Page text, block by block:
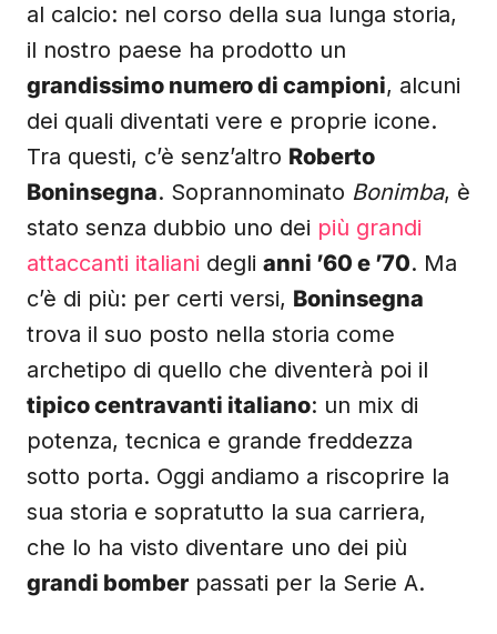
al calcio: nel corso della sua lunga storia,
il nostro paese ha prodotto un
grandissimo numero di campioni, alcuni
dei quali diventati vere e proprie icone.
Tra questi, c’è senz’altro Roberto
Boninsegna. Soprannominato Bonimba, è
stato senza dubbio uno dei più grandi
attaccanti italiani degli anni ’60 e ’70. Ma
c’è di più: per certi versi, Boninsegna
trova il suo posto nella storia come
archetipo di quello che diventerà poi il
tipico centravanti italiano: un mix di
potenza, tecnica e grande freddezza
sotto porta. Oggi andiamo a riscoprire la
sua storia e sopratutto la sua carriera,
che lo ha visto diventare uno dei più
grandi bomber passati per la Serie A.